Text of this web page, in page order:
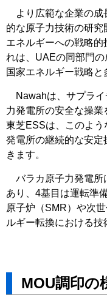
より広範な企業の成
的な原子力技術の研
エネルギーへの戦略的
れは、UAEの同部門の
国家エネルギー戦略と
Nawahは、サプライ
力発電所の安全な操業
東芝ESSは、このよ
発電所の継続的な安
きます。
バラカ原子力発電所
あり、4基目は運転準
原子炉（SMR）や次
ルギー転換における技
MOU調印の